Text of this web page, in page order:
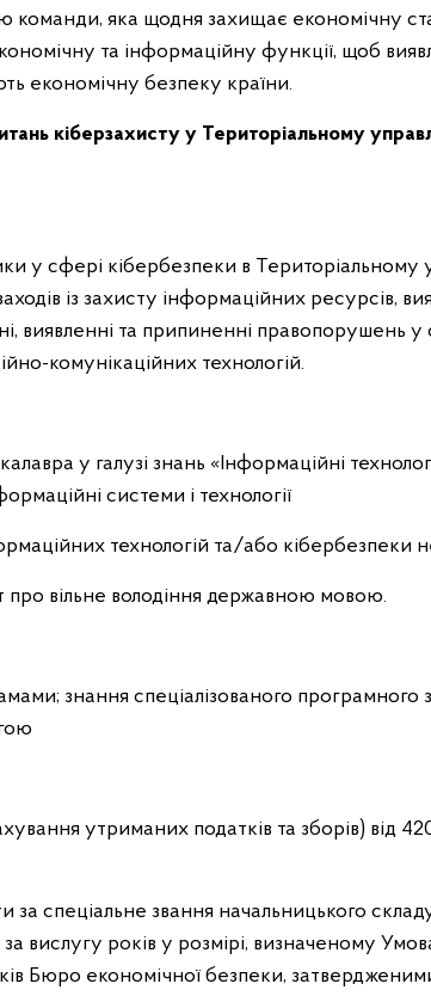
яка щодня захищає економічну
та інформаційну функції, щоб
економічну безпеку країни.
кіберзахисту у Територіальному
у сфері кібербезпеки в Територіальному
із захисту інформаційних ресурсів,
виявленні та припиненні правопорушень
комунікаційних технологій.
у галузі знань «Інформаційні
системи і технології
технологій та/або кібербезпеки
про вільне володіння державною мовою.
знання спеціалізованого програмного
утриманих податків та зборів) від
спеціальне звання начальницького
вислугу років у розмірі, визначеному
Бюро економічної безпеки,